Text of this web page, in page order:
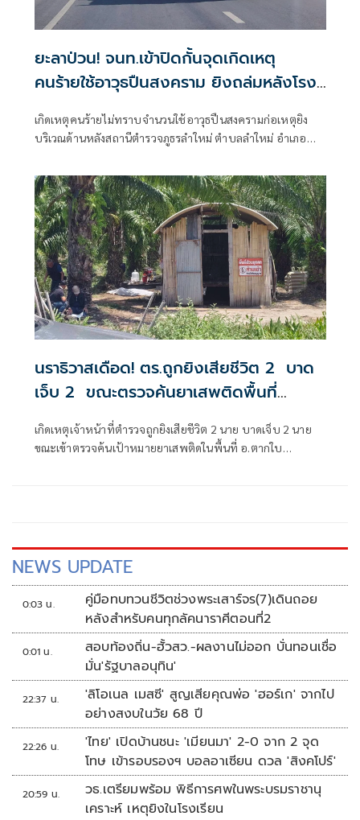
ยะลาป่วน! จนท.เข้าปิดกั้นจุดเกิดเหตุ
คนร้ายใช้อาวุธปืนสงคราม ยิงถล่มหลังโรง
เกิดเหตุคนร้ายไม่ทราบจำนวนใช้อาวุธปืนสงครามก่อเหตุยิง
บริเวณด้านหลังสถานีตำรวจภูธรลำใหม่ ตำบลลำใหม่ อำเภอ
นราธิวาสเดือด! ตร.ถูกยิงเสียชีวิต 2 บาด
เจ็บ 2 ขณะตรวจค้นยาเสพติดพื้นที่
เกิดเหตุเจ้าหน้าที่ตำรวจถูกยิงเสียชีวิต 2 นาย บาดเจ็บ 2 นาย
ขณะเข้าตรวจค้นเป้าหมายยาเสพติดในพื้นที่ อ.ตากใบ
NEWS UPDATE
0:03 น.
คู่มือทบทวนชีวิตช่วงพระเสาร์จร(7)เดินถอย
หลังสำหรับคนทุกลัคนาราศีตอนที่2
0:01 น.
สอบท้องถิ่น-ฮั้วสว.-ผลงานไม่ออก บั่นทอนเชื่อ
มั่น'รัฐบาลอนุทิน'
22:37 น.
'ลิโอเนล เมสซี' สูญเสียคุณพ่อ 'ฮอร์เก' จากไป
อย่างสงบในวัย 68 ปี
22:26 น.
'ไทย' เปิดบ้านชนะ 'เมียนมา' 2-0 จาก 2 จุด
โทษ เข้ารอบรองฯ บอลอาเซียน ดวล 'สิงคโปร์'
20:59 น.
วธ.เตรียมพร้อม พิธีการศพในพระบรมราชานุ
เคราะห์ เหตุยิงในโรงเรียน